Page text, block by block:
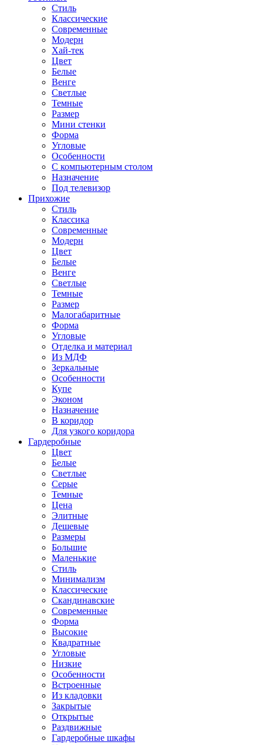
Стиль
Классические
Современные
Модерн
Хай-тек
Цвет
Белые
Венге
Светлые
Темные
Размер
Мини стенки
Форма
Угловые
Особенности
С компьютерным столом
Назначение
Под телевизор
Прихожие
Стиль
Классика
Современные
Модерн
Цвет
Белые
Венге
Светлые
Темные
Размер
Малогабаритные
Форма
Угловые
Отделка и материал
Из МДФ
Зеркальные
Особенности
Купе
Эконом
Назначение
В коридор
Для узкого коридора
Гардеробные
Цвет
Белые
Светлые
Серые
Темные
Цена
Элитные
Дешевые
Размеры
Большие
Маленькие
Стиль
Минимализм
Классические
Скандинавские
Современные
Форма
Высокие
Квадратные
Угловые
Низкие
Особенности
Встроенные
Из кладовки
Закрытые
Открытые
Раздвижные
Гардеробные шкафы